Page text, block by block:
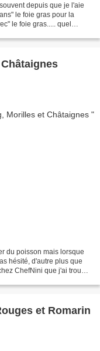
depuis que je l'aie
le foie gras pour la
le foie gras..... quel
du poisson mais lorsque
hésité, d'autre plus que
ChefNini que j'ai trouvé
et Romarin